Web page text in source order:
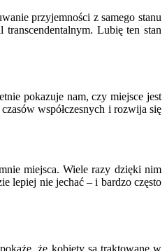
przyjemności z samego stanu
Lubię ten stan
pokazuje nam, czy miejsce jest
współczesnych i rozwija się
miejsca. Wiele razy dzięki nim
lepiej nie jechać – i bardzo często